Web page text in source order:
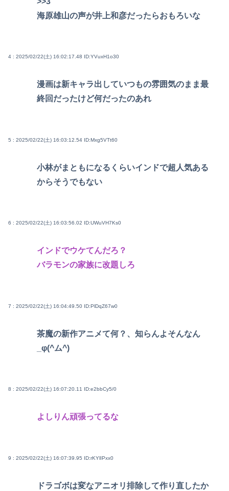
海原雄山の声が井上和彦だったらおもろいな
4 : 2025/02/22(土) 16:02:17.48 ID:YVuxH1o30
漫画は新キャラ出していつもの雰囲気のまま最
終回だったけど何だったのあれ
5 : 2025/02/22(土) 16:03:12.54 ID:Mxg5VTt60
小林がまともになるくらいインドで超人気ある
からそうでもない
6 : 2025/02/22(土) 16:03:56.02 ID:UWuVH7Ks0
インドでウケてんだろ？
バラモンの家族に改題しろ
7 : 2025/02/22(土) 16:04:49.50 ID:PlDqZ67w0
茶魔の新作アニメて何？、知らんよそんなん
_φ(^ム^)
8 : 2025/02/22(土) 16:07:20.11 ID:e2bbCy5/0
よしりん頑張ってるな
9 : 2025/02/22(土) 16:07:39.95 ID:rKYlIPxx0
ドラゴボは変なアニオリ排除して作り直したか